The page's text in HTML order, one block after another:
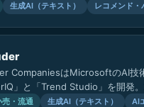
生成AI（テキスト） レコメンド・
CompaniesはMicrosoftのAI技
」と「Trend Studio」を開発
売・流通 生成AI（テキスト） AI